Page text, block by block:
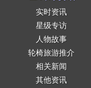
实时资讯
星级专访
人物故事
轮椅旅游推介
相关新闻
其他资讯